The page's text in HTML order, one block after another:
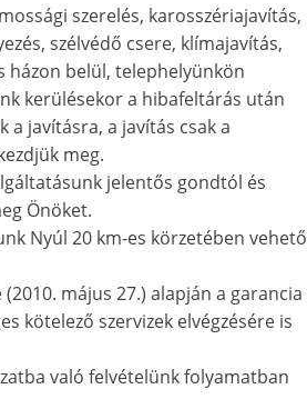
szerelés, karosszériajavítás,
szélvédő csere, klímajavítás,
házon belül, telephelyünkön
kerülésekor a hibafeltárás után
a javításra, a javítás csak a
meg.
jelentős gondtól és
Önöket.
Nyúl 20 km-es körzetében vehető
május 27.) alapján a garancia
kötelező szervizek elvégzésére is
való felvételünk folyamatban